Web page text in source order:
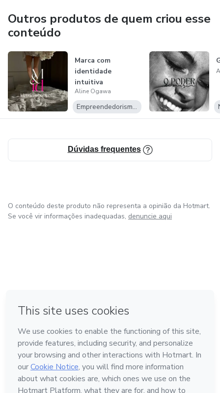
Outros produtos de quem criou esse
conteúdo
Marca com
identidade
intuitiva
Aline Ogawa
Empreendedorismo Digital
Dúvidas frequentes
O conteúdo deste produto não representa a opinião da Hotmart.
Se você vir informações inadequadas, denuncie aqui
Feito com ❤ na Cidade do México
Conheça a Hotmart